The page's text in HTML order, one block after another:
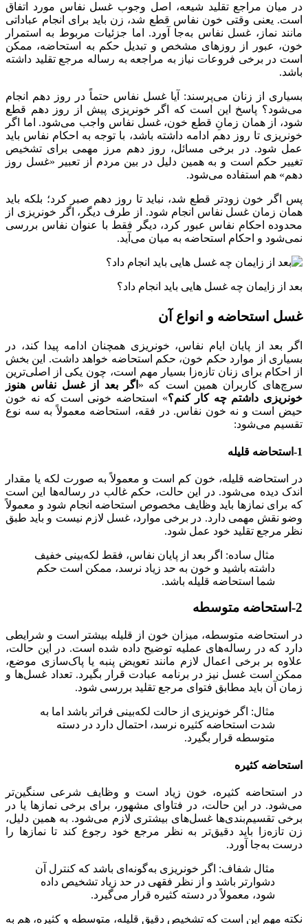
در میان مراجع تقلید شیعه، اصل وجوب غسل نفاس مورد اتفاق
است. یعنی وقتی خون نفاس قطع شد، زن باید برای انجام عباداتی
مانند نماز، غسل نفاس به‌جا آورد. اما جزئیات مربوط به استمرار
خون، عبور از روزهای مشخص و تبدیل حکم به استحاضه، ممکن
است در برخی فروعات نیاز به مراجعه به رساله مرجع تقلید داشته
باشد.
بسیاری از زنان می‌پرسند: آیا غسل نفاس حتماً در روز دهم انجام
می‌شود؟ پاسخ این است که اگر خونریزی پیش از روز دهم قطع
شود، از همان زمانِ قطع خون، غسل نفاس واجب می‌شود. اما اگر
خونریزی تا روز دهم ادامه داشته باشد، با توجه به احکام نفاس باید
عمل شود. در برخی مسائل، روز دهم مرز مهمی برای تشخیص
تغییر حکم است و به همین دلیل در بین مردم از تعبیر «غسل روز
دهم» هم استفاده می‌شود.
پس اگر خون زودتر قطع شد، نباید تا روز دهم صبر کرد؛ بلکه باید
همان زمان غسل نفاس انجام شود. از طرف دیگر، اگر خونریزی از
محدوده احکام نفاس عبور کرد، دیگر فقط با عنوان نفاس بررسی
نمی‌شود و احکام استحاضه به میان می‌آید.
بعد از زایمان چه غسل هایی باید انجام داد؟
غسل استحاضه و انواع آن
اگر بعد از پایان ایام نفاس، خونریزی همچنان ادامه پیدا کند، در
بسیاری از موارد حکم خون، حکم استحاضه خواهد داشت. این بخش
از احکام برای زنان تازه‌زا بسیار مهم است، چون یکی از اصلی‌ترین
سرچ‌های کاربران همین است که « اگر بعد از غسل نفاس هنوز
خونریزی داشتم چه کار کنم؟» استحاضه خونی است که نه خون
حیض است و نه خون نفاس. در فقه، استحاضه معمولاً به سه نوع
تقسیم می‌شود:
1-استحاضه قلیله
در استحاضه قلیله، خون کم است و معمولاً به صورت لکه یا مقدار
اندک دیده می‌شود. در این حالت، حکم غالب در رساله‌ها این است
که برای نمازها باید وظایف مخصوص استحاضه انجام شود و معمولاً
وضو نقش مهمی دارد. در برخی موارد، غسل لازم نیست و باید طبق
نظر مرجع تقلید خود عمل شود.
مثال ساده: اگر بعد از پایان نفاس، فقط لکه‌بینی خفیف
داشته باشید و خون به حد زیاد نرسد، ممکن است حکم
شما استحاضه قلیله باشد.
2-استحاضه متوسطه
در استحاضه متوسطه، میزان خون از قلیله بیشتر است و شرایطی
دارد که در رساله‌های عملیه توضیح داده شده است. در این حالت،
علاوه بر برخی اعمال لازم مانند تعویض پنبه یا پاک‌سازی موضع،
ممکن است غسل نیز در برنامه عبادت قرار بگیرد. تعداد غسل‌ها و
زمان آن باید مطابق فتوای مرجع تقلید بررسی شود.
مثال: اگر خونریزی از حالت لکه‌بینی فراتر باشد اما به
شدت استحاضه کثیره نرسد، احتمال دارد در دسته
متوسطه قرار بگیرد.
استحاضه کثیره
در استحاضه کثیره، خون زیاد است و وظایف شرعی سنگین‌تر
می‌شود. در این حالت، در فتاوای مشهور، برای برخی نمازها یا در
برخی تقسیم‌بندی‌ها غسل‌های بیشتری لازم می‌شود. به همین دلیل،
زن تازه‌زا باید دقیق‌تر به نظر مرجع خود رجوع کند تا نمازها را
درست به‌جا آورد.
مثال شفاف: اگر خونریزی به‌گونه‌ای باشد که کنترل آن
دشوارتر باشد و از نظر فقهی در حد زیاد تشخیص داده
شود، معمولاً در دسته کثیره قرار می‌گیرد.
نکته مهم این است که تشخیص دقیق قلیله، متوسطه و کثیره، هم به